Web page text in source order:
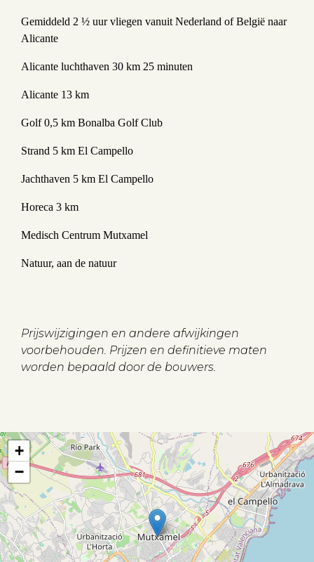
Aanbod
Koopwoningen
Huurwoningen
Verkocht
Gemiddeld 2 ½ uur vliegen vanuit Nederland of België naar
Alicante
Alicante luchthaven 30 km 25 minuten
Alicante 13 km
Golf 0,5 km Bonalba Golf Club
Strand 5 km El Campello
Jachthaven 5 km El Campello
Horeca 3 km
Medisch Centrum Mutxamel
Natuur, aan de natuur
Prijswijzigingen en andere afwijkingen
voorbehouden. Prijzen en definitieve maten
worden bepaald door de bouwers.
+
−